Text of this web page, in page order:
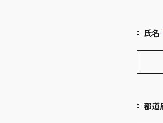
氏名
都道